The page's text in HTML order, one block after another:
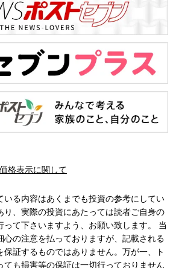
格表示に関して
いる内容はあくまでも投資の参考にしてい
り、実際の投資にあたっては読者ご自身の
って下さいますよう、お願い致します。 当
心の注意を払っておりますが、記載される
保証するものではありません。万が一、ト
ても損害等の保証は一切行っておりません